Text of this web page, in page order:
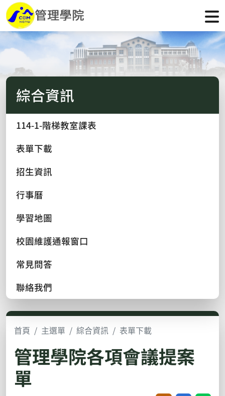
綜合資訊
114-1-階梯教室課表
表單下載
招生資訊
行事曆
學習地圖
校園維護通報窗口
常見問答
聯絡我們
首頁 主選單 綜合資訊 表單下載
管理學院各項會議提案
單